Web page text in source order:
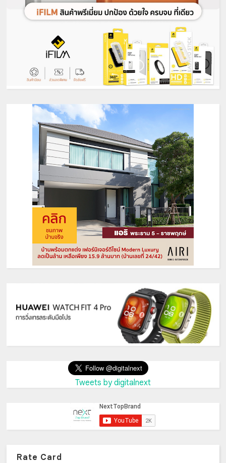
Tweets by digitalnext
Rate Card